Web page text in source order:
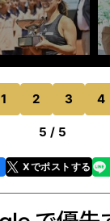
のページへ
1 2 3 4
5 / 5
Xでポストする
line